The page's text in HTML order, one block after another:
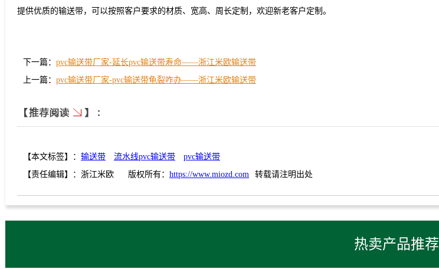
提供优质的输送带，可以按照客户要求的材质、宽高、周长定制，欢迎新老客户定制。
下一篇： pvc输送带厂家-延长pvc输送带寿命——浙江米欧输送带
上一篇： pvc输送带厂家-pvc输送带龟裂咋办——浙江米欧输送带
【本文标签】： 输送带 流水线pvc输送带
pvc输送带
【责任编辑】： 浙江米欧 版权所有： https://www.miozd.com 转载请注明出处
热卖产品推荐